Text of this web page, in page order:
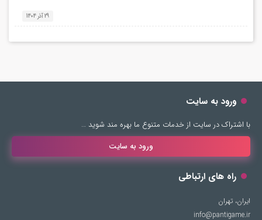
29 آذر 1404
ورود به سایت
با اشتراک در سایت از خدمات متنوع ما بهره مند شوید …
ورود به سایت
راه های ارتباطی
ایران، تهران
info@pantigame.ir